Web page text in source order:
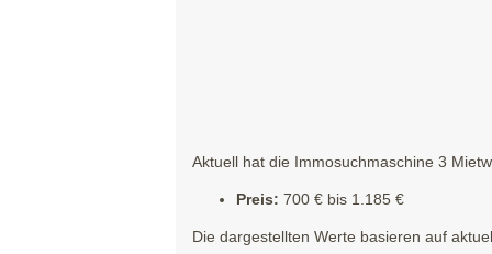
Aktuell hat die Immosuchmaschine 3
Preis: 700 € bis 1.185 €
Die dargestellten Werte basieren auf